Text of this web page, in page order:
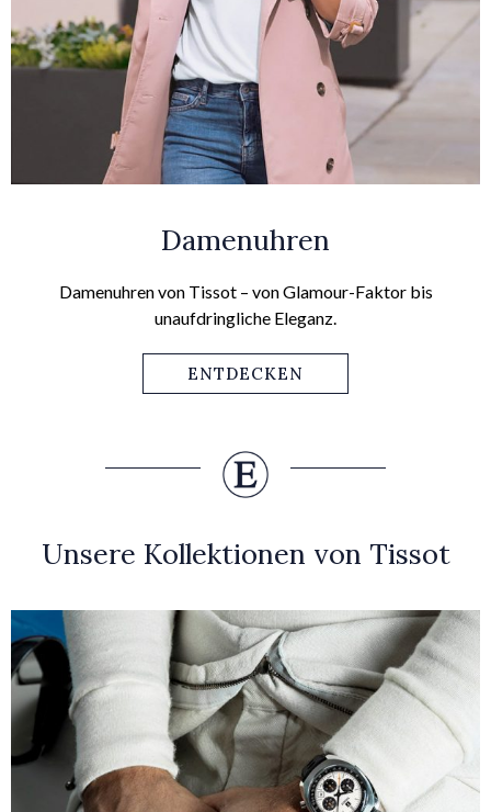
Damenuhren
Damenuhren von Tissot – von Glamour-Faktor bis
unaufdringliche Eleganz.
ENTDECKEN
Unsere Kollektionen von Tissot